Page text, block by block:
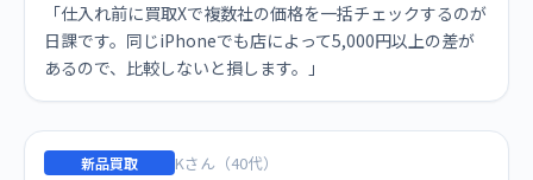
「仕入れ前に買取Xで複数社の価格を一括チェックするのが
日課です。同じiPhoneでも店によって5,000円以上の差が
あるので、比較しないと損します。」
新品買取 Kさん（40代）